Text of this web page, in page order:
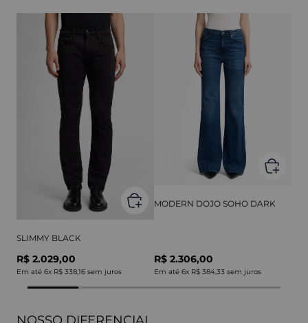
SLIMMY BLACK
R$ 2.029,00
Em até 6x R$ 338,16 sem juros
MODERN DOJO SOHO DARK
R$ 2.306,00
Em até 6x R$ 384,33 sem juros